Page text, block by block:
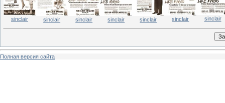
sinclair sinclair sinclair sinclair sinclair sinclair sinclair
Полная версия сайта